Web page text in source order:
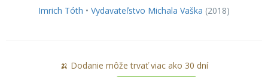
Imrich Tóth • Vydavateľstvo Michala Vaška (2018)
🍌 Dodanie môže trvať viac ako 30 dní